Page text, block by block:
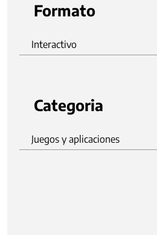
Formato
Interactivo
Categoria
Juegos y aplicaciones